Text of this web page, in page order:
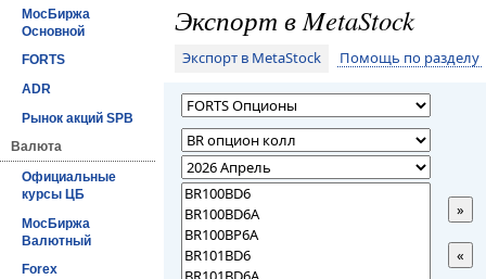
МосБиржа
Основной
FORTS
ADR
Рынок акций SPB
Валюта
Официальные
курсы ЦБ
МосБиржа
Валютный
Forex
Экспорт в MetaStock
Экспорт в MetaStock Помощь по разделу
»
«